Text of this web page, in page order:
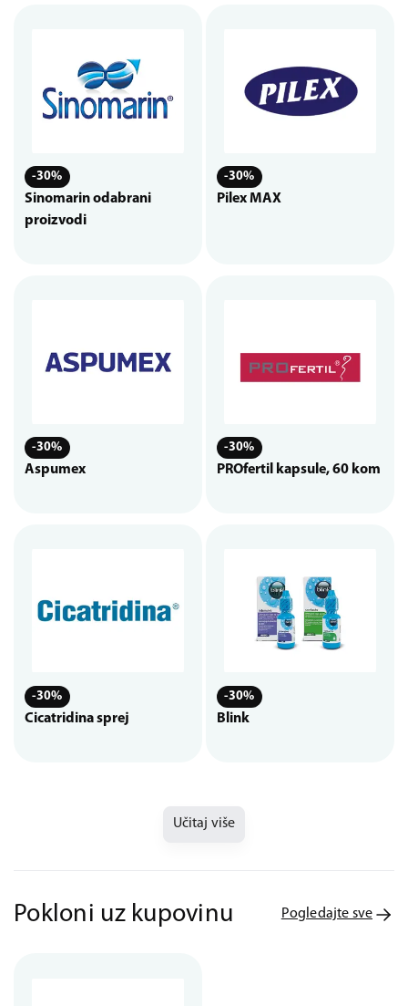
-30%
Sinomarin odabrani
proizvodi
-30%
Pilex MAX
-30%
Aspumex
-30%
PROfertil kapsule, 60 kom
-30%
Cicatridina sprej
-30%
Blink
Učitaj više
Pokloni uz kupovinu Pogledajte sve